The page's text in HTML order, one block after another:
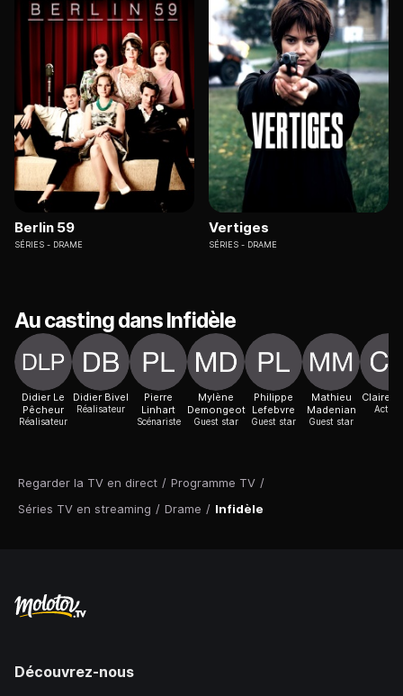
Regarder la TV en direct / Programme TV /
Séries TV en streaming / Drame / Infidèle
Berlin 59
SÉRIES DRAME
Vertiges
SÉRIES DRAME
Au casting dans Infidèle
Didier Le
Pêcheur
Réalisateur
Didier Bivel
Réalisateur
Pierre
Linhart
Scénariste
Mylène
Demongeot
Guest star
Philippe
Lefebvre
Guest star
Mathieu
Madenian
Guest star
Claire
Actrice
Découvrez-nous